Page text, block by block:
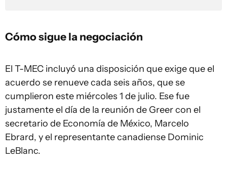
Cómo sigue la negociación
El T-MEC incluyó una disposición que exige que el
acuerdo se renueve cada seis años, que se
cumplieron este miércoles 1 de julio. Ese fue
justamente el día de la reunión de Greer con el
secretario de Economía de México, Marcelo
Ebrard, y el representante canadiense Dominic
LeBlanc.